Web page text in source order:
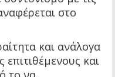
στο
και ανάλογα
επιτιθέμενους και